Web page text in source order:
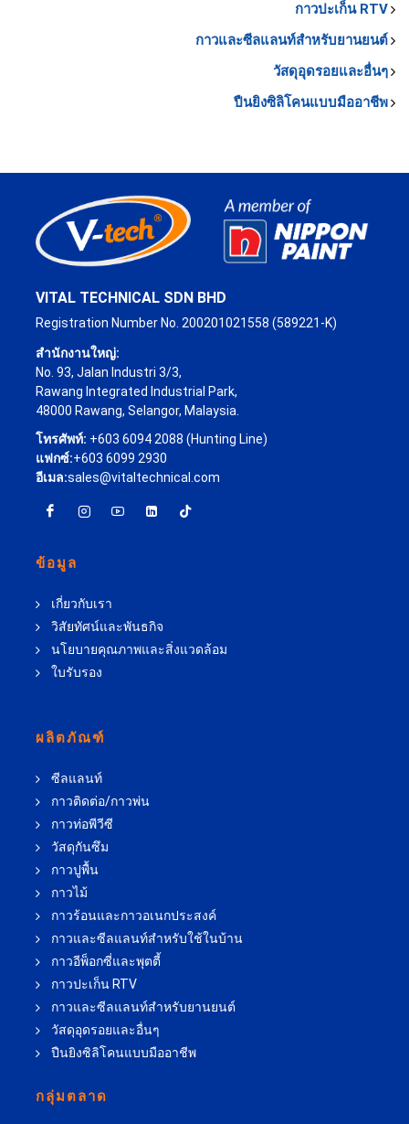
กาวปะเก็น RTV
กาวและซีลแลนท์สำหรับยานยนต์
วัสดุอุดรอยและอื่นๆ
ปืนยิงซิลิโคนแบบมืออาชีพ
VITAL TECHNICAL SDN BHD
Registration Number No. 200201021558 (589221-K)
สำนักงานใหญ่:
No. 93, Jalan Industri 3/3,
Rawang Integrated Industrial Park,
48000 Rawang, Selangor, Malaysia.
โทรศัพท์: +603 6094 2088 (Hunting Line)
แฟกซ์:+603 6099 2930
อีเมล:sales@vitaltechnical.com
ข้อมูล
เกี่ยวกับเรา
วิสัยทัศน์และพันธกิจ
นโยบายคุณภาพและสิ่งแวดล้อม
ใบรับรอง
ผลิตภัณฑ์
ซีลแลนท์
กาวติดต่อ/กาวพ่น
กาวท่อพีวีซี
วัสดุกันซึม
กาวปูพื้น
กาวไม้
กาวร้อนและกาวอเนกประสงค์
กาวและซีลแลนท์สำหรับใช้ในบ้าน
กาวอีพ็อกซี่และพุตตี้
กาวปะเก็น RTV
กาวและซีลแลนท์สำหรับยานยนต์
วัสดุอุดรอยและอื่นๆ
ปืนยิงซิลิโคนแบบมืออาชีพ
กลุ่มตลาด